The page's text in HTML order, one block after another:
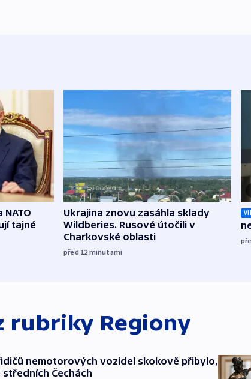
tajné
Ukrajina znovu zasáhla sklady
Wildberies. Rusové útočili v
Charkovské oblasti
před 12 minutami
rubriky Regiony
nemotorových vozidel skokově přibylo,
středních Čechách